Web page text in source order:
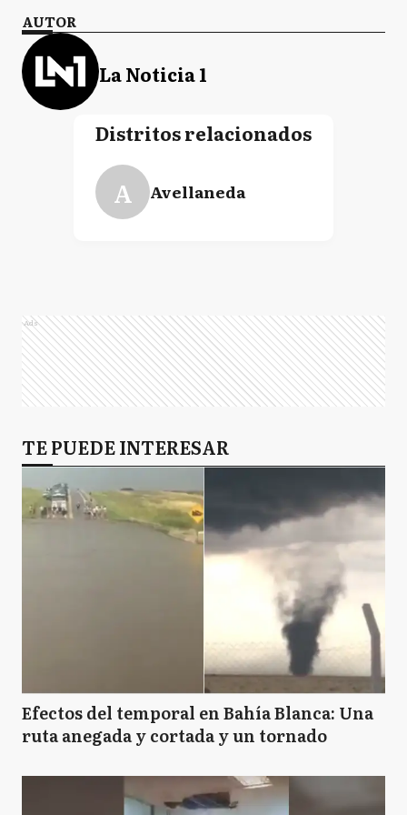
AUTOR
La Noticia 1
Distritos relacionados
A Avellaneda
Ads
TE PUEDE INTERESAR
Efectos del temporal en Bahía Blanca: Una
ruta anegada y cortada y un tornado